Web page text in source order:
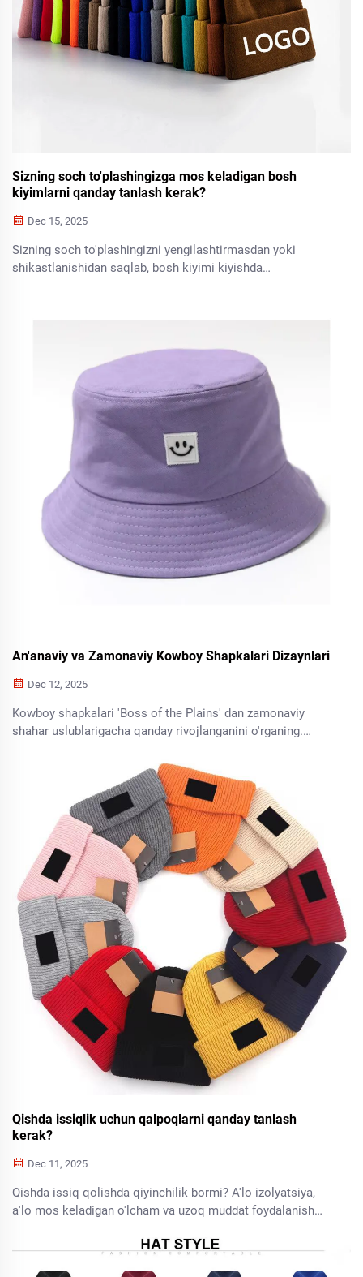
Sizning soch to'plashingizga mos keladigan bosh
kiyimlarni qanday tanlash kerak?
Dec 15, 2025
Sizning soch to'plashingizni yengilashtirmasdan yoki
shikastlanishidan saqlab, bosh kiyimi kiyishda
An'anaviy va Zamonaviy Kowboy Shapkalari Dizaynlari
Dec 12, 2025
Kowboy shapkalari 'Boss of the Plains' dan zamonaviy
shahar uslublarigacha qanday rivojlanganini o'rganing.
g'arbiy kiyimlariga shakl berayotgan moda tendentsiyalarini
Qishda issiqlik uchun qalpoqlarni qanday tanlash
kerak?
Dec 11, 2025
Qishda issiq qolishda qiyinchilik bormi? A'lo izolyatsiya,
a'lo mos keladigan o'lcham va uzoq muddat foydalanish
tarqalgan xato sotib olish xatolaridan saqlaning—hozir